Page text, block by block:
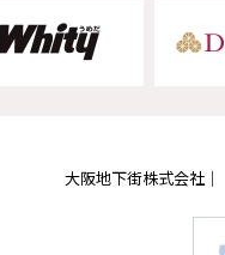
大阪地下街株式会社